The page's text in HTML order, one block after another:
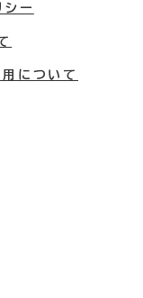
シー
について